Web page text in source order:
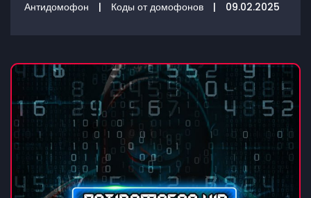
Антидомофон | Коды от домофонов | 09.02.2025